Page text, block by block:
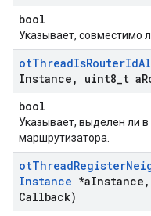
bool
Указывает, совместимо
otThreadIsRouterId
Instance , uint8 t a
bool
Указывает, выделен ли
маршрутизатора.
otThreadRegister
Instance *aInstance ,
Callback)